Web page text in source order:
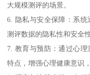
大规模测评的场景。
6. 隐私与安全保障：系
测评数据的隐私性和安全
7. 教育与预防：通过心
特点，增强心理健康意识